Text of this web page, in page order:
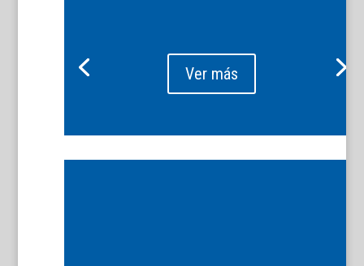
Ver más